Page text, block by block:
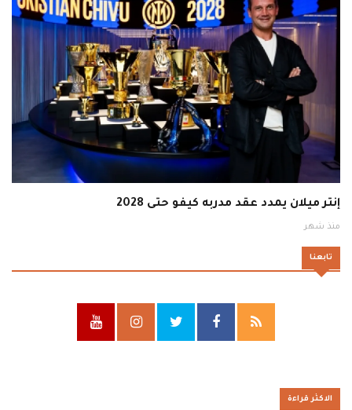
إنتر ميلان يمدد عقد مدربه كيفو حتى 2028
منذ شهر
تابعنا
الاكثر قراءة